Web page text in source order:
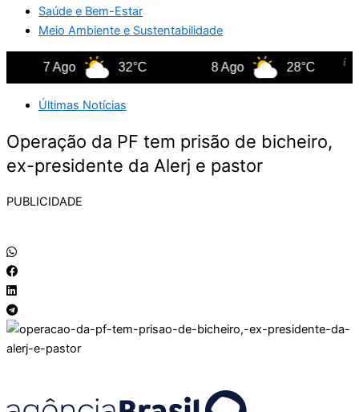
Saúde e Bem-Estar
Meio Ambiente e Sustentabilidade
7 Ago 32°C 8 Ago 28°C
Últimas Notícias
Operação da PF tem prisão de bicheiro,
ex-presidente da Alerj e pastor
PUBLICIDADE